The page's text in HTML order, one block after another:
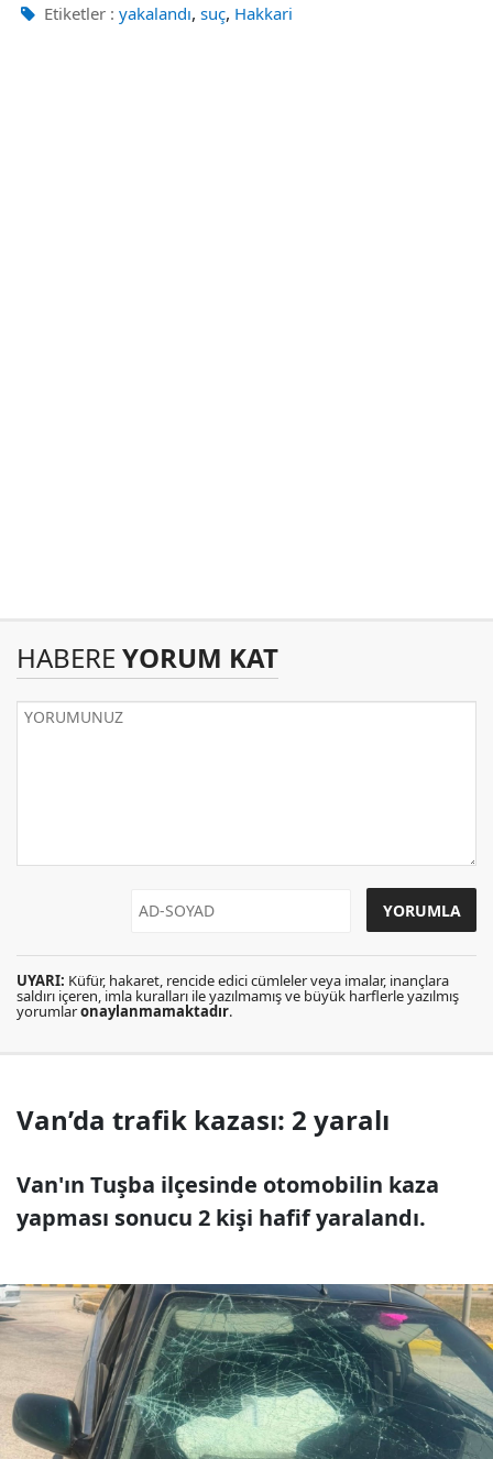
Etiketler : yakalandı, suç, Hakkari
HABERE YORUM KAT
UYARI: Küfür, hakaret, rencide edici cümleler veya imalar, inançlara
saldırı içeren, imla kuralları ile yazılmamış ve büyük harflerle yazılmış
yorumlaronaylanmamaktadır.
Van’da trafik kazası: 2 yaralı
Van'ın Tuşba ilçesinde otomobilin kaza
yapması sonucu 2 kişi hafif yaralandı.